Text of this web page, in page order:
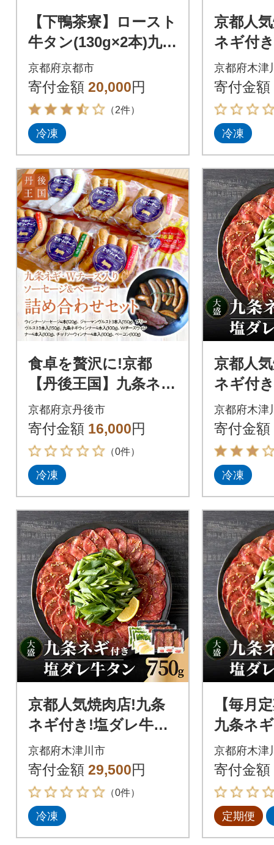
【下鴨茶寮】ロースト
牛タン(130g×2本)九条
葱味噌&粉しょうゆ付
き
京都府京都市
寄付金額 20,000円
（2件）
冷凍
京都人
ネギ付
ン 500g
2パック)
京都府木津
寄付金額
冷凍
食卓を贅沢に!京都
【丹後王国】九条ネ
ギ・Wチーズ入りソー
セージ&ベーコン 詰
め合わせセット
京都府京丹後市
寄付金額 16,000円
（0件）
冷凍
京都人
ネギ付
ン
京都府木津
寄付金額
冷凍
京都人気焼肉店!九条
ネギ付き!塩ダレ牛タ
ン 750gセット(250g×
3パック)
京都府木津川市
寄付金額 29,500円
（0件）
冷凍
【毎月
九条ネ
タン
京都府木津
寄付金額
定期便